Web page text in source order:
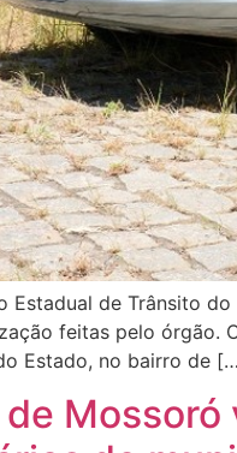
Estadual de Trânsito
feitas pelo órgão.
Estado, no bairro de